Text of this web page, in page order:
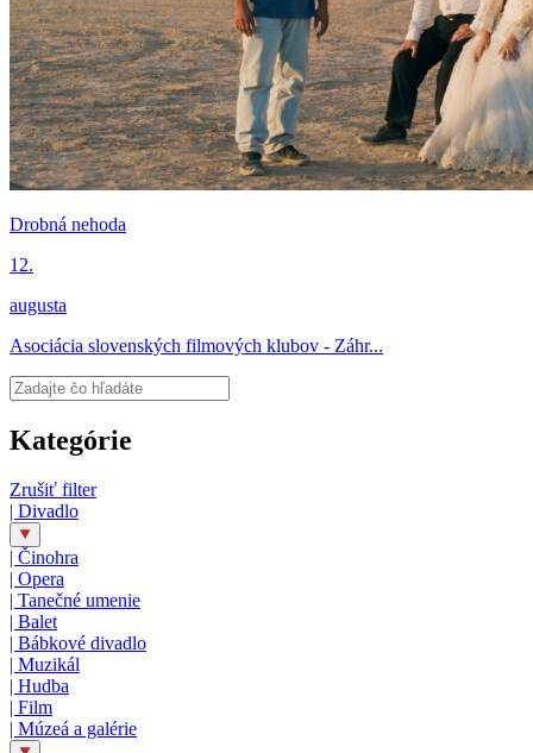
Drobná nehoda
12.
augusta
Asociácia slovenských filmových klubov - Záhr...
Kategórie
Zrušiť filter
Divadlo
Činohra
Opera
Tanečné umenie
Balet
Bábkové divadlo
Muzikál
Hudba
Film
Múzeá a galérie